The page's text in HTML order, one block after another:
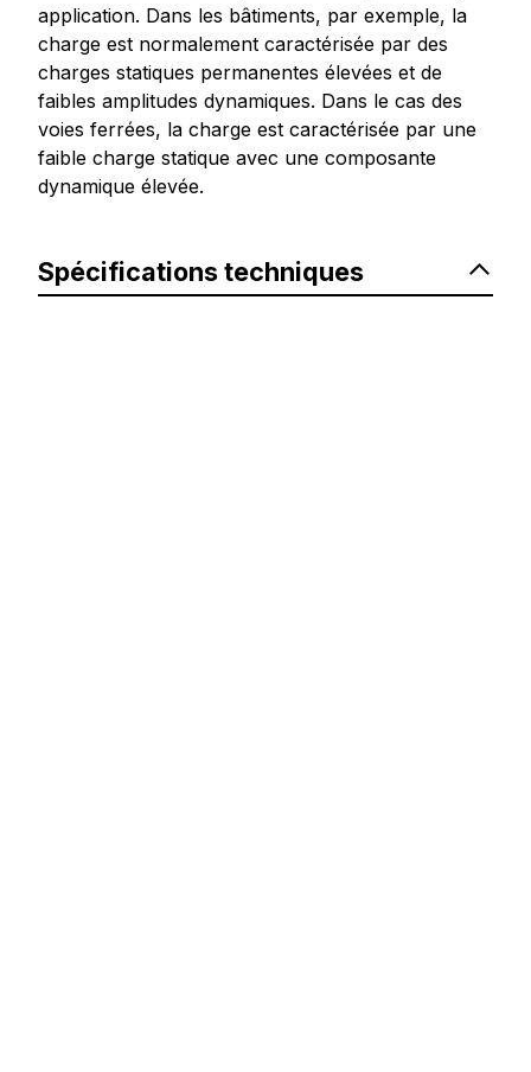
application. Dans les bâtiments, par exemple, la
charge est normalement caractérisée par des
charges statiques permanentes élevées et de
faibles amplitudes dynamiques. Dans le cas des
voies ferrées, la charge est caractérisée par une
faible charge statique avec une composante
dynamique élevée.
Spécifications techniques